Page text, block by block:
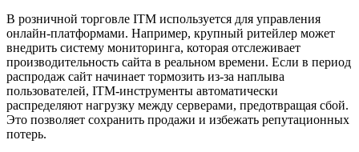
В розничной торговле ITM используется для управления
онлайн-платформами. Например, крупный ритейлер может
внедрить систему мониторинга, которая отслеживает
производительность сайта в реальном времени. Если в период
распродаж сайт начинает тормозить из-за наплыва
пользователей, ITM-инструменты автоматически
распределяют нагрузку между серверами, предотвращая сбой.
Это позволяет сохранить продажи и избежать репутационных
потерь.